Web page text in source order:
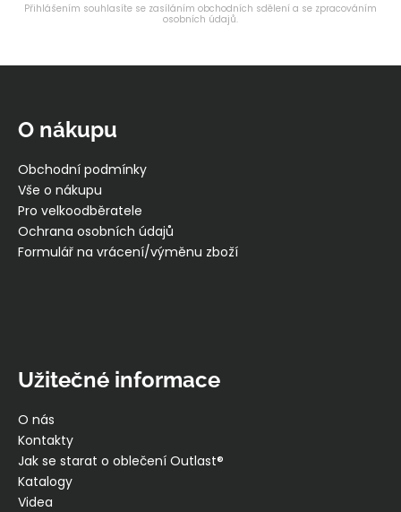
Přihlášením souhlasíte se zasíláním obchodních sdělení a se zpracováním
osobních údajů.
O nákupu
Obchodní podmínky
Vše o nákupu
Pro velkoodběratele
Ochrana osobních údajů
Formulář na vrácení/výměnu zboží
Užitečné informace
O nás
Kontakty
Jak se starat o oblečení Outlast®
Katalogy
Videa